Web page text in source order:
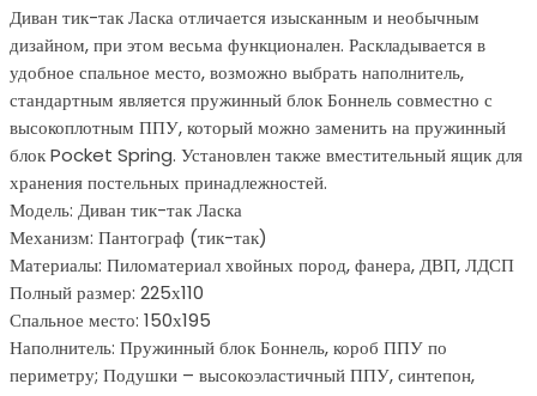
Диван тик-так Ласка отличается изысканным и необычным
дизайном, при этом весьма функционален. Раскладывается в
удобное спальное место, возможно выбрать наполнитель,
стандартным является пружинный блок Боннель совместно с
высокоплотным ППУ, который можно заменить на пружинный
блок Pocket Spring. Установлен также вместительный ящик для
хранения постельных принадлежностей.
Модель: Диван тик-так Ласка
Механизм: Пантограф (тик-так)
Материалы: Пиломатериал хвойных пород, фанера, ДВП, ЛДСП
Полный размер: 225х110
Спальное место: 150х195
Наполнитель: Пружинный блок Боннель, короб ППУ по
периметру; Подушки – высокоэластичный ППУ, синтепон,